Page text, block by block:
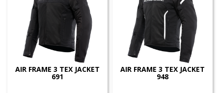
AIR FRAME 3 TEX JACKET
691
AIR FRAME 3 TEX JACKET
948